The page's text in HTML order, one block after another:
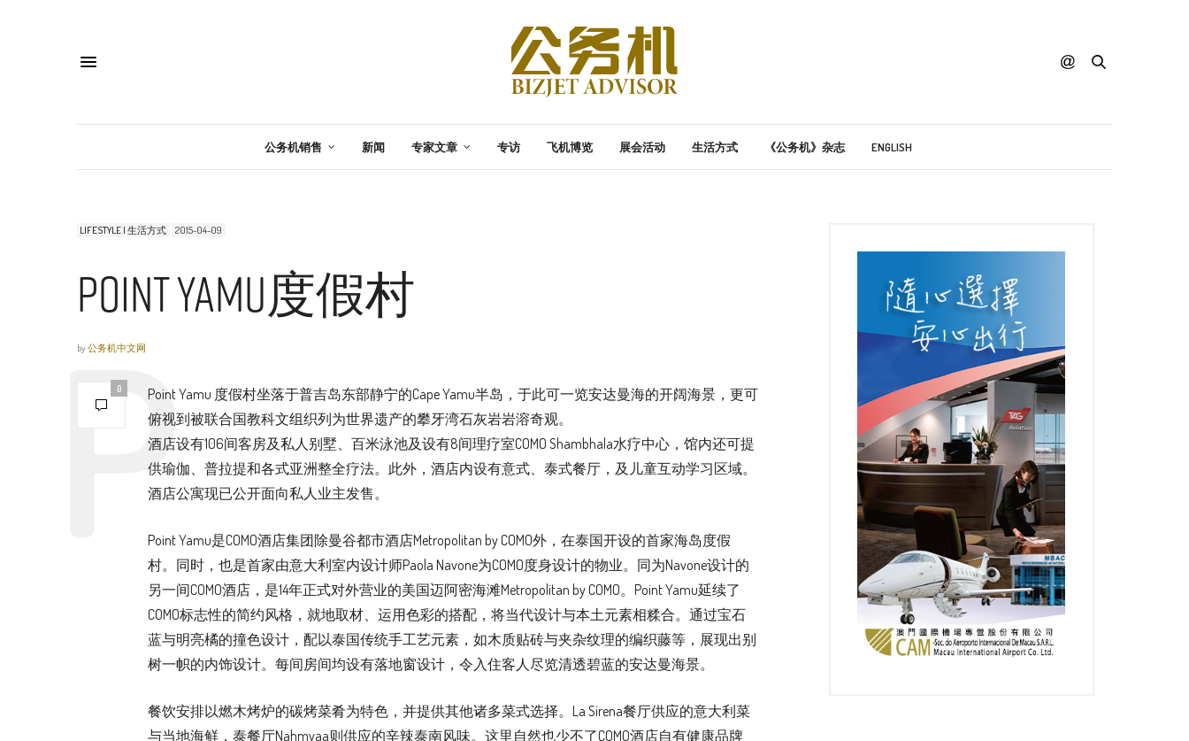
公务机销售 新闻 专家文章 专访 飞机博览 展会活动 生活方式 《公务机》杂志 ENGLISH
LIFESTYLE | 生活方式 2015-04-09
Point Yamu度假村
by公务机中文网
0
Point Yamu 度假村坐落于普吉岛东部静宁的Cape Yamu半岛，于此可一览安达曼海的开阔海景，更可
俯视到被联合国教科文组织列为世界遗产的攀牙湾石灰岩岩溶奇观。
酒店设有106间客房及私人别墅、百米泳池及设有8间理疗室COMO Shambhala水疗中心，馆内还可提
供瑜伽、普拉提和各式亚洲整全疗法。此外，酒店内设有意式、泰式餐厅，及儿童互动学习区域。
酒店公寓现已公开面向私人业主发售。
Point Yamu是COMO酒店集团除曼谷都市酒店Metropolitan by COMO外，在泰国开设的首家海岛度假
村。同时，也是首家由意大利室内设计师Paola Navone为COMO度身设计的物业。同为Navone设计的
另一间COMO酒店，是14年正式对外营业的美国迈阿密海滩Metropolitan by COMO。Point Yamu延续了
COMO标志性的简约风格，就地取材、运用色彩的搭配，将当代设计与本土元素相糅合。通过宝石
蓝与明亮橘的撞色设计，配以泰国传统手工艺元素，如木质贴砖与夹杂纹理的编织藤等，展现出别
树一帜的内饰设计。每间房间均设有落地窗设计，令入住客人尽览清透碧蓝的安达曼海景。
餐饮安排以燃木烤炉的碳烤菜肴为特色，并提供其他诸多菜式选择。La Sirena餐厅供应的意大利菜
与当地海鲜，泰餐厅Nahmyaa则供应的辛辣泰南风味。这里自然也少不了COMO酒店自有健康品牌